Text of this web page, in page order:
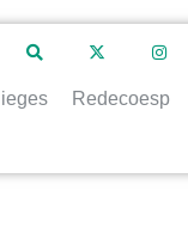
Redecoesp